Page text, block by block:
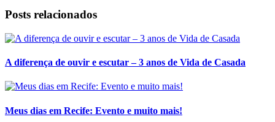
Posts relacionados
A diferença de ouvir e escutar – 3 anos de Vida de Casada
Meus dias em Recife: Evento e muito mais!